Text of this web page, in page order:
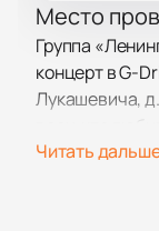
Место
Группа
концерт в G-
Лукашевича,
Сергея
Читать